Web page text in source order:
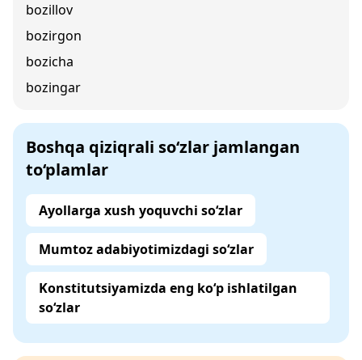
bozillov
bozirgon
bozicha
bozingar
Boshqa qiziqrali so‘zlar jamlangan
to‘plamlar
Ayollarga xush yoquvchi so‘zlar
Mumtoz adabiyotimizdagi so‘zlar
Konstitutsiyamizda eng ko‘p ishlatilgan
so‘zlar